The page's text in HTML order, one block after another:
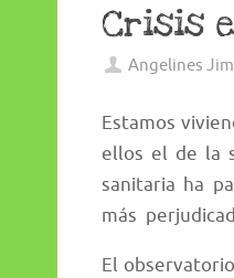
Crisis
Angelines
Estamos
ellos el de la
sanitaria ha
más
El